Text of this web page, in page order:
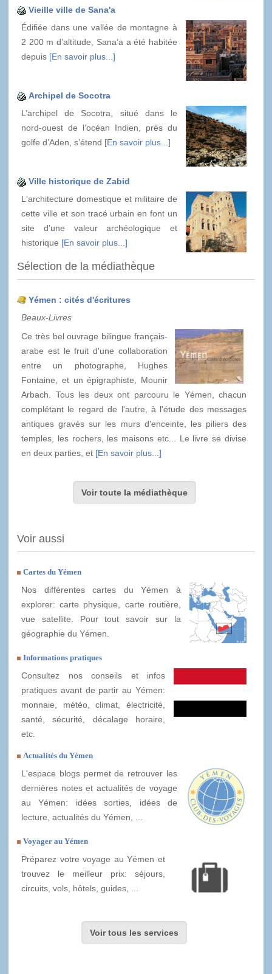
Vieille ville de Sana'a
Édifiée dans une vallée de montagne à
2 200 m d’altitude, Sana’a a été habitée
depuis [En savoir plus...]
Archipel de Socotra
L’archipel de Socotra, situé dans le
nord-ouest de l’océan Indien, près du
golfe d’Aden, s’étend [En savoir plus...]
Ville historique de Zabid
L'architecture domestique et militaire de
cette ville et son tracé urbain en font un
site d'une valeur archéologique et
historique [En savoir plus...]
Sélection de la médiathèque
Yémen : cités d'écritures
Beaux-Livres
Ce très bel ouvrage bilingue français-
arabe est le fruit d'une collaboration
entre un photographe, Hughes
Fontaine, et un épigraphiste, Mounir
Arbach. Tous les deux ont parcouru le Yémen, chacun
complétant le regard de l'autre, à l'étude des messages
antiques gravés sur les murs d'enceinte, les piliers des
temples, les rochers, les maisons etc... Le livre se divise
en deux parties, et [En savoir plus...]
Voir toute la médiathèque
Voir aussi
Cartes du Yémen
Nos différentes cartes du Yémen à
explorer: carte physique, carte routière,
vue satellite. Pour tout savoir sur la
géographie du Yémen.
Informations pratiques
Consultez nos conseils et infos
pratiques avant de partir au Yémen:
monnaie, météo, climat, électricité,
santé, sécurité, décalage horaire,
etc.
Actualités du Yémen
L'espace blogs permet de retrouver les
dernières notes et actualités de voyage
au Yémen: idées sorties, idées de
lecture, actualités du Yémen, ...
Voyager au Yémen
Préparez votre voyage au Yémen et
trouvez le meilleur prix: séjours,
circuits, vols, hôtels, guides, ...
Voir tous les services